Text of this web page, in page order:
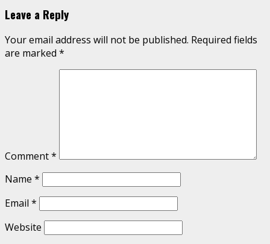
Leave a Reply
Your email address will not be published. Required fields
are marked *
Comment*
Name *
Email *
Website